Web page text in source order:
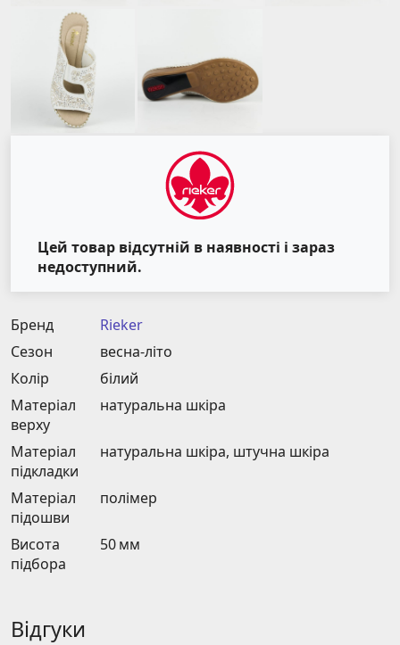
Цей товар відсутній в наявності і зараз
недоступний.
Бренд
Rieker
Сезон
весна-літо
Колір
білий
Матеріал
верху
натуральна шкіра
Матеріал
підкладки
натуральна шкіра, штучна шкіра
Матеріал
підошви
полімер
Висота
підбора
50 мм
Відгуки